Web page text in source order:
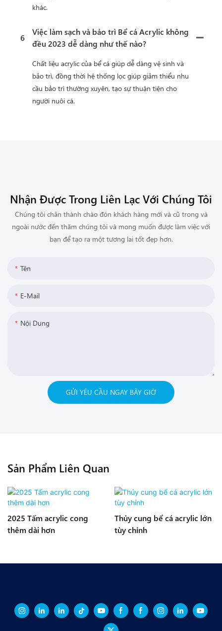
khác.
6
Việc làm sạch và bảo trì Bể cá Acrylic không
đều 2023 dễ dàng như thế nào?
Chất liệu acrylic của bể cá giúp dễ dàng vệ sinh và
bảo trì, đồng thời hệ thống lọc giúp giảm thiểu nhu
cầu bảo trì thường xuyên, tạo sự thuận tiện cho
người nuôi cá.
Nhận Được Trong Liên Lạc Với Chúng Tôi
Chúng tôi chân thành chào đón khách hàng mới và cũ trong và
ngoài nước đến thăm chúng tôi và mong muốn được làm việc với
bạn để tạo ra một tương lai tốt đẹp hơn.
Tên
E-Mail
Nội Dung
GỬI YÊU CẦU NGAY BÂY GIỜ
Sản Phẩm Liên Quan
2025 Tấm acrylic cong
thêm dài hơn
Thủy cung bể cá acrylic lớn
tùy chỉnh